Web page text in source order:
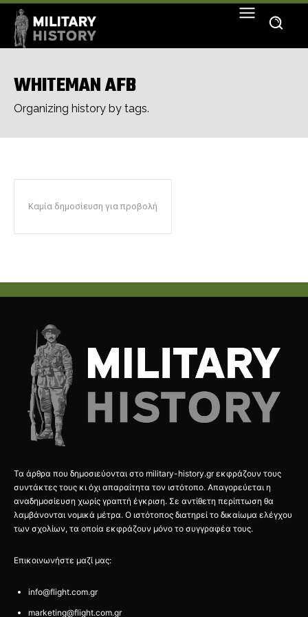
WHITEMAN AFB
Organizing history by tags.
Καμία δημοσίευση για προβολή
Τα άρθρα που δημοσιεύονται στο military-history.gr εκφράζουν τους
συντάκτες τους κι όχι απαραίτητα τον ιστότοπο. Απαγορεύεται η
αναδημοσίευση χωρίς γραπτή έγκριση. Σε αντίθετη περίπτωση θα
λαμβάνονται νομικά μέτρα. Ο ιστότοπος διατηρεί το δικαίωμα ελέγχου
των σχολίων, τα οποία εκφράζουν μόνο το συγγραφέα τους.
Επικοινωνήστε μαζί μας:
info@flight.com.gr
marketing@flight.com.gr